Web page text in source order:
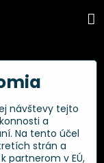
návštevy tejto
a
Na tento účel
strán a
partnerom v EÚ,